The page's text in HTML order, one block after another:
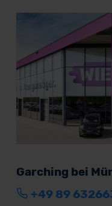
Garching bei
+49 89